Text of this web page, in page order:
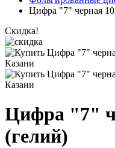
Цифра "7" черная
Скидка!
Цифра "7"
(гелий)